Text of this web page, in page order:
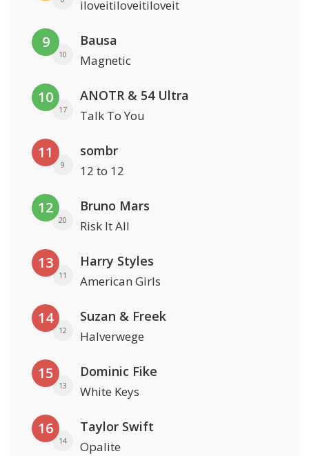
iloveitiloveitiloveit
9
10
Bausa
Magnetic
10
17
ANOTR & 54 Ultra
Talk To You
11
9
sombr
12 to 12
12
20
Bruno Mars
Risk It All
13
11
Harry Styles
American Girls
14
12
Suzan & Freek
Halverwege
15
13
Dominic Fike
White Keys
16
14
Taylor Swift
Opalite